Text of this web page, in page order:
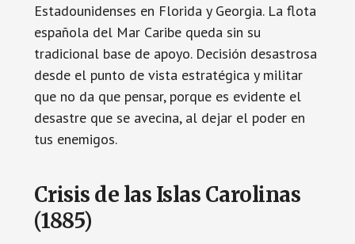
Estadounidenses en Florida y Georgia. La flota
española del Mar Caribe queda sin su
tradicional base de apoyo. Decisión desastrosa
desde el punto de vista estratégica y militar
que no da que pensar, porque es evidente el
desastre que se avecina, al dejar el poder en
tus enemigos.
Crisis de las Islas Carolinas
(1885)